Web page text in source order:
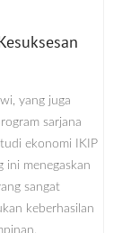
yang juga
sarjana
ekonomi IKIP
ini menegaskan
sangat
keberhasilan